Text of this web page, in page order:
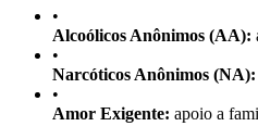
•
Alcoólicos Anônimos (AA):
•
Narcóticos Anônimos (NA):
•
Amor Exigente: apoio a